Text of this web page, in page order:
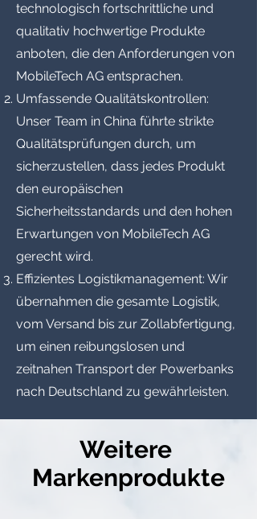
technologisch fortschrittliche und
qualitativ hochwertige Produkte
anboten, die den Anforderungen von
MobileTech AG entsprachen.
Umfassende Qualitätskontrollen:
Unser Team in China führte strikte
Qualitätsprüfungen durch, um
sicherzustellen, dass jedes Produkt
den europäischen
Sicherheitsstandards und den hohen
Erwartungen von MobileTech AG
gerecht wird.
Effizientes Logistikmanagement: Wir
übernahmen die gesamte Logistik,
vom Versand bis zur Zollabfertigung,
um einen reibungslosen und
zeitnahen Transport der Powerbanks
nach Deutschland zu gewährleisten.
Weitere
Markenprodukte